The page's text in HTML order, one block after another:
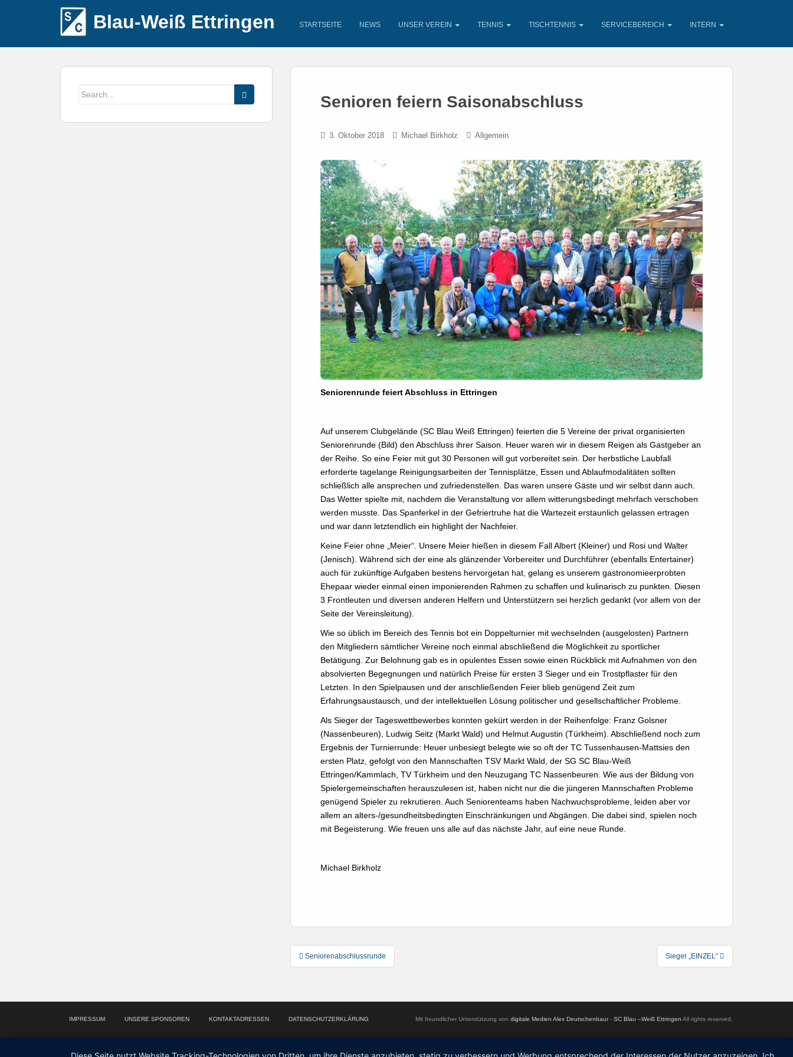
Blau-Weiß Ettringen STARTSEITE NEWS UNSER VEREIN TENNIS TISCHTENNIS SERVICEBEREICH INTERN
Senioren feiern Saisonabschluss
3. Oktober 2018 Michael Birkholz Allgemein
Seniorenrunde feiert Abschluss in Ettringen
Auf unserem Clubgelände (SC Blau Weiß Ettringen) feierten die 5 Vereine der privat organisierten
Seniorenrunde (Bild) den Abschluss ihrer Saison. Heuer waren wir in diesem Reigen als Gastgeber an
der Reihe. So eine Feier mit gut 30 Personen will gut vorbereitet sein. Der herbstliche Laubfall
erforderte tagelange Reinigungsarbeiten der Tennisplätze, Essen und Ablaufmodalitäten sollten
schließlich alle ansprechen und zufriedenstellen. Das waren unsere Gäste und wir selbst dann auch.
Das Wetter spielte mit, nachdem die Veranstaltung vor allem witterungsbedingt mehrfach verschoben
werden musste. Das Spanferkel in der Gefriertruhe hat die Wartezeit erstaunlich gelassen ertragen
und war dann letztendlich ein highlight der Nachfeier.
Keine Feier ohne „Meier“. Unsere Meier hießen in diesem Fall Albert (Kleiner) und Rosi und Walter
(Jenisch). Während sich der eine als glänzender Vorbereiter und Durchführer (ebenfalls Entertainer)
auch für zukünftige Aufgaben bestens hervorgetan hat, gelang es unserem gastronomieerprobten
Ehepaar wieder einmal einen imponierenden Rahmen zu schaffen und kulinarisch zu punkten. Diesen
3 Frontleuten und diversen anderen Helfern und Unterstützern sei herzlich gedankt (vor allem von der
Seite der Vereinsleitung).
Wie so üblich im Bereich des Tennis bot ein Doppelturnier mit wechselnden (ausgelosten) Partnern
den Mitgliedern sämtlicher Vereine noch einmal abschließend die Möglichkeit zu sportlicher
Betätigung. Zur Belohnung gab es in opulentes Essen sowie einen Rückblick mit Aufnahmen von den
absolvierten Begegnungen und natürlich Preise für ersten 3 Sieger und ein Trostpflaster für den
Letzten. In den Spielpausen und der anschließenden Feier blieb genügend Zeit zum
Erfahrungsaustausch, und der intellektuellen Lösung politischer und gesellschaftlicher Probleme.
Als Sieger der Tageswettbewerbes konnten gekürt werden in der Reihenfolge: Franz Golsner
(Nassenbeuren), Ludwig Seitz (Markt Wald) und Helmut Augustin (Türkheim). Abschließend noch zum
Ergebnis der Turnierrunde: Heuer unbesiegt belegte wie so oft der TC Tussenhausen-Mattsies den
ersten Platz, gefolgt von den Mannschaften TSV Markt Wald, der SG SC Blau-Weiß
Ettringen/Kammlach, TV Türkheim und den Neuzugang TC Nassenbeuren. Wie aus der Bildung von
Spielergemeinschaften herauszulesen ist, haben nicht nur die die jüngeren Mannschaften Probleme
genügend Spieler zu rekrutieren. Auch Seniorenteams haben Nachwuchsprobleme, leiden aber vor
allem an alters-/gesundheitsbedingten Einschränkungen und Abgängen. Die dabei sind, spielen noch
mit Begeisterung. Wie freuen uns alle auf das nächste Jahr, auf eine neue Runde.
Michael Birkholz
Post
navigation
Seniorenabschlussrunde Sieger „EINZEL“
IMPRESSUM UNSERE SPONSOREN KONTAKTADRESSEN DATENSCHUTZERKLÄRUNG Mit freundlicher Unterstützung von digitale Medien Alex Deutschenbaur- SC Blau –Weiß Ettringen All rights reserved.